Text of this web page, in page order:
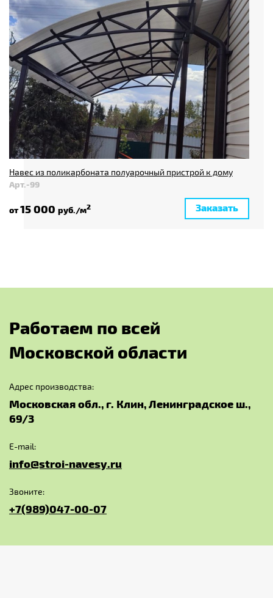
Навес из поликарбоната полуарочный пристрой к дому
Арт.-99
от15 000 руб./м2 Заказать
Работаем по всей
Московской области
Адрес производства:
Московская обл., г. Клин, Ленинградское ш.,
69/3
E-mail:
info@stroi-navesy.ru
Звоните:
+7(989)047-00-07